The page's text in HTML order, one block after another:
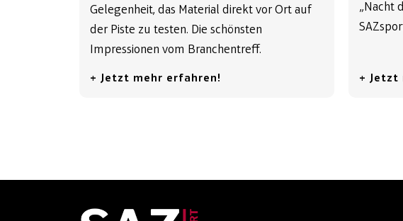
Gelegenheit, das Material direkt vor Ort auf
der Piste zu testen. Die schönsten
Impressionen vom Branchentreff.
+ Jetzt mehr erfahren!
„Nacht
+ Jetzt